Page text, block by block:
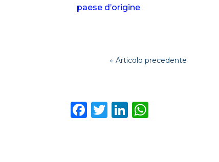
paese d’origine
← Articolo precedente
F
T
Li